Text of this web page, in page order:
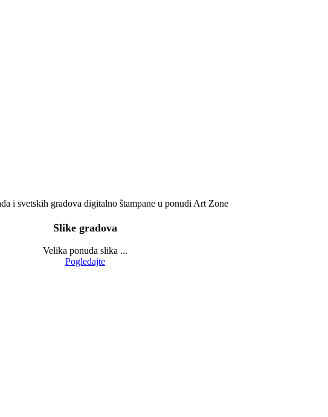
Slike gradova
Velika ponuda slika ...
Pogledajte